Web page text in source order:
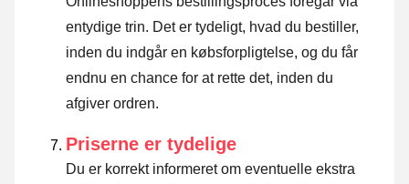
entydige trin. Det er tydeligt, hvad du bestiller,
inden du indgår en købsforpligtelse, og du får
endnu en chance for at rette det, inden du
afgiver ordren.
Priserne er tydelige
Du er korrekt informeret om eventuelle ekstra